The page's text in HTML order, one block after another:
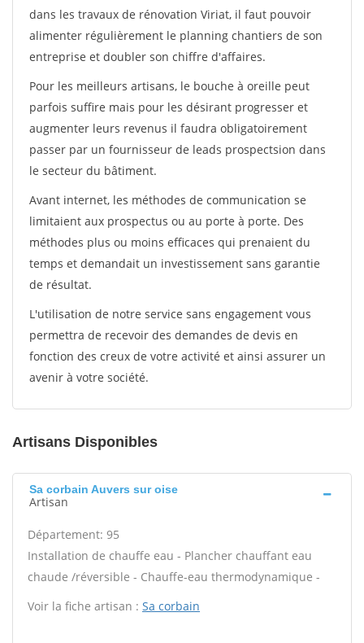
dans les travaux de rénovation Viriat, il faut pouvoir
alimenter régulièrement le planning chantiers de son
entreprise et doubler son chiffre d'affaires.
Pour les meilleurs artisans, le bouche à oreille peut
parfois suffire mais pour les désirant progresser et
augmenter leurs revenus il faudra obligatoirement
passer par un fournisseur de leads prospectsion dans
le secteur du bâtiment.
Avant internet, les méthodes de communication se
limitaient aux prospectus ou au porte à porte. Des
méthodes plus ou moins efficaces qui prenaient du
temps et demandait un investissement sans garantie
de résultat.
L'utilisation de notre service sans engagement vous
permettra de recevoir des demandes de devis en
fonction des creux de votre activité et ainsi assurer un
avenir à votre société.
Artisans Disponibles
Sa corbain Auvers sur oise
Artisan
Département: 95
Installation de chauffe eau - Plancher chauffant eau
chaude /réversible - Chauffe-eau thermodynamique -
Voir la fiche artisan : Sa corbain